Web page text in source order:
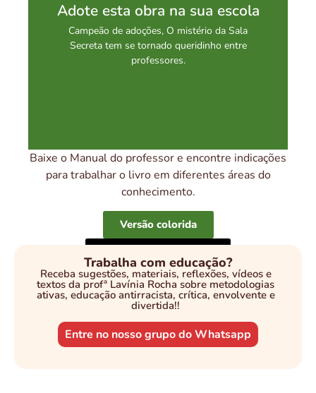
Adote esta obra na sua escola
Campeão de adoções, O mistério da Sala
Secreta tem se tornado queridinho entre
professores.
Sugestão: 6º e 7º ano – Anos Finais do
Ensino Fundamental
Temas trabalhados:
* Amizade e parceria
* Protagonismo negro
* Luta por educação de qualidade
* Papel das mulheres na sociedade
* História de heroínas da Independência do
Baixe o Manual do professor e encontre indicações
para trabalhar o livro em diferentes áreas do
conhecimento.
Versão colorida
Trabalha com educação?
Receba sugestões, materiais, reflexões, vídeos e
textos da profª Lavínia Rocha sobre metodologias
ativas, educação antirracista, crítica, envolvente e
divertida!!
Entre no nosso grupo do Whatsapp